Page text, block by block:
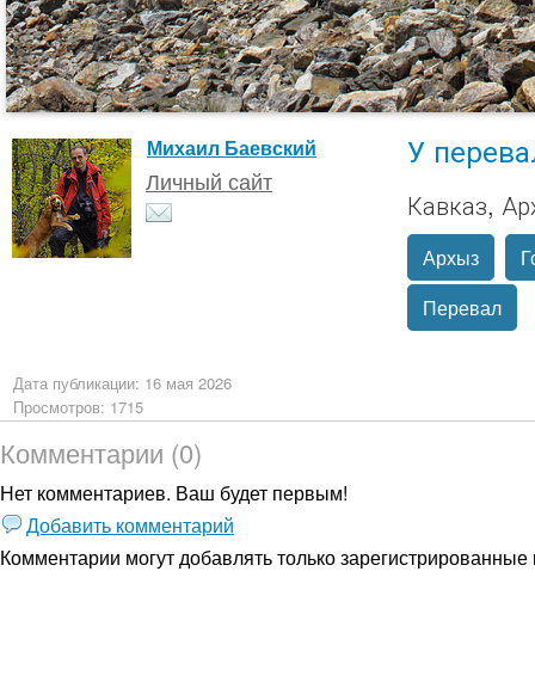
Михаил Баевский
Личный сайт
У
Кавказ,
Архыз
Перевал
Дата публикации: 16 мая 2026
Просмотров: 1715
Комментарии (0)
Нет комментариев. Ваш будет первым!
Добавить комментарий
Комментарии могут добавлять толькозарегистрированные